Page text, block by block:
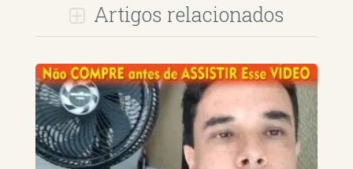
Artigos relacionados